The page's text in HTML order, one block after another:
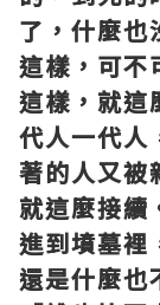
了，什麼也
這樣，可不
這樣，就這
代人一代人
著的人又
就這麼接續
進到墳墓裡
還是什麼也